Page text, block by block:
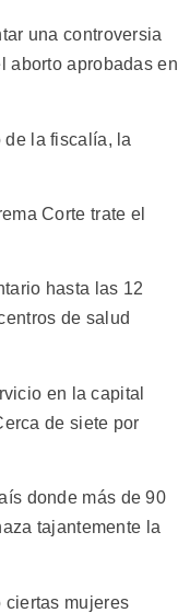
una controversia
aborto aprobadas en
de la fiscalía, la
Corte trate el
hasta las 12
de salud
en la capital
de siete por
donde más de 90
tajantemente la
ciertas mujeres